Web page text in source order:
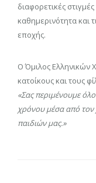
διαφορετικές στιγμές
καθημερινότητα και
εποχής.
Ο Όμιλος Ελληνικών
κατοίκους και τους
«Σας περιμένουμε
χρόνου μέσα από
παιδιών μας.»